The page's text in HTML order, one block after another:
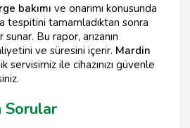
bakımı ve onarımı konusunda
tespitini tamamladıktan sonra
Bu rapor, arızanın
ve süresini içerir. Mardin
servisimiz ile cihazınızı güvenle
Sorular